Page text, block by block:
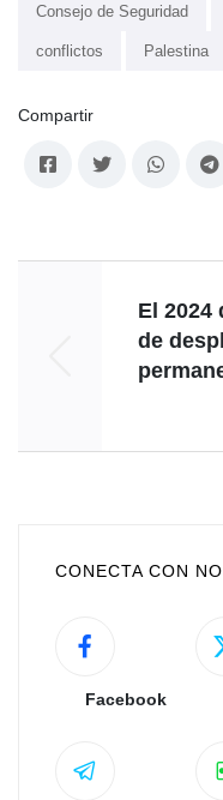
Consejo de Seguridad
conflictos Palestina
Compartir
El 2024
de
CONECTA CON
Facebook